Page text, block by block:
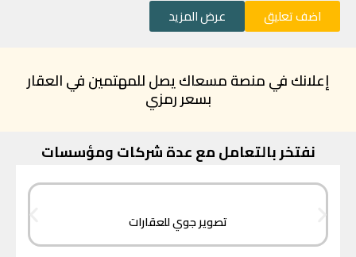
اضف تعليق عرض المزيد
إعلانك في منصة مسعاك يصل للمهتمين في العقار
بسعر رمزي
نفتخر بالتعامل مع عدة شركات ومؤسسات
تصوير جوي للعقارات